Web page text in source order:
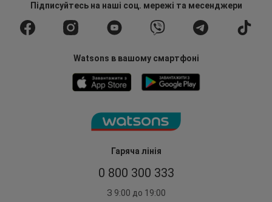
Гаряча лінія
0 800 300 333
З 9:00 до 19:00
Підписуйтесьна наші соц. мережі та месенджери
Watsons в вашому смартфоні